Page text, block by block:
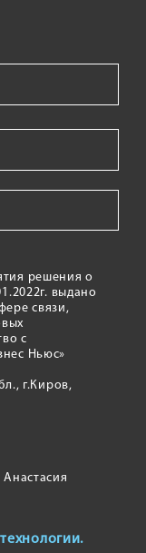
решения о
выдано
связи,
с
Ньюс»
г.Киров,